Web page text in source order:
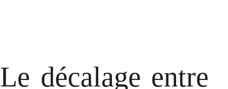
Le décalage entre